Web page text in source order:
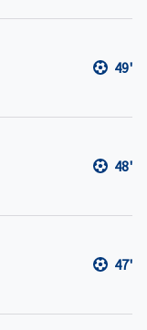
49'
48'
47'